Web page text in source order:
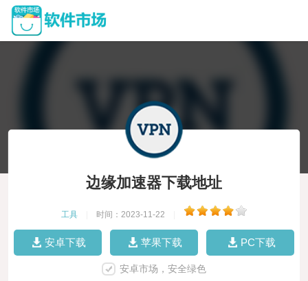
边缘加速器下载地址
工具 时间：2023-11-22
安卓下载 苹果下载 PC下载
安卓市场，安全绿色